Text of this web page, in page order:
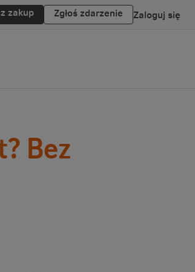
zakup Zgłoś zdarzenie Zaloguj się
Bez